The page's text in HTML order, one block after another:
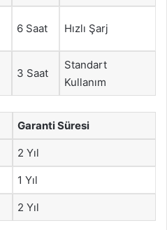
6 Saat Hızlı Şarj
3 Saat
Standart
Kullanım
Garanti Süresi
2 Yıl
1 Yıl
2 Yıl